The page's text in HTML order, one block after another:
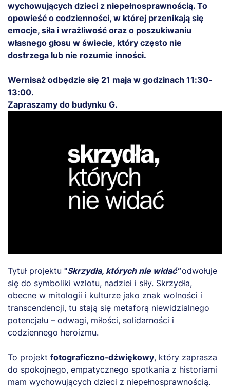
wychowujących dzieci z niepełnosprawnością. To
opowieść o codzienności, w której przenikają się
emocje, siła i wrażliwość oraz o poszukiwaniu
własnego głosu w świecie, który często nie
dostrzega lub nie rozumie inności.
Wernisaż odbędzie się 21 maja w godzinach 11:30-
13:00.
Zapraszamy do budynku G.
Tytuł projektu "Skrzydła, których nie widać" odwołuje
się do symboliki wzlotu, nadziei i siły. Skrzydła,
obecne w mitologii i kulturze jako znak wolności i
transcendencji, tu stają się metaforą niewidzialnego
potencjału – odwagi, miłości, solidarności i
codziennego heroizmu.
To projekt fotograficzno‑dźwiękowy, który zaprasza
do spokojnego, empatycznego spotkania z historiami
mam wychowujących dzieci z niepełnosprawnością.